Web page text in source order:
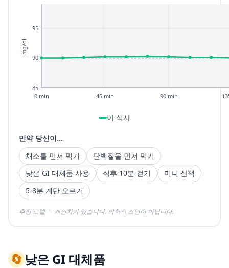
85
90
95
0 min 45 min 90 min
mg/dL
이 식사
만약 당신이...
채소를 먼저 먹기
단백질을 먼저 먹기
낮은 GI 대체품 사용
식후 10분 걷기
미니 산책
5-8분 계단 오르기
추정 모델 — 개인차가 있습니다. 의학적 조언이 아닙니다.
🔄낮은 GI 대체품